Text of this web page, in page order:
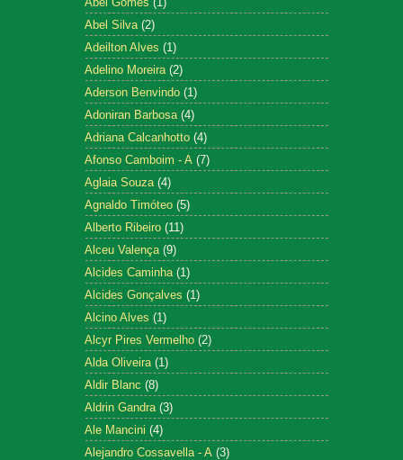
Abel Silva (2)
Adeilton Alves (1)
Adelino Moreira (2)
Aderson Benvindo (1)
Adoniran Barbosa (4)
Adriana Calcanhotto (4)
Afonso Camboim - A (7)
Aglaia Souza (4)
Agnaldo Timóteo (5)
Alberto Ribeiro (11)
Alceu Valença (9)
Alcides Caminha (1)
Alcides Gonçalves (1)
Alcino Alves (1)
Alcyr Pires Vermelho (2)
Alda Oliveira (1)
Aldir Blanc (8)
Aldrin Gandra (3)
Ale Mancini (4)
Alejandro Cossavella - A (3)